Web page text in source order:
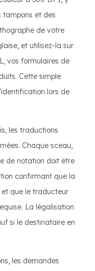
tampons et des
de votre
et utilisez-la sur
vos formulaires de
Cette simple
lors de
les traductions
Chaque sceau,
de notation doit être
confirmant que la
que le traducteur
La légalisation
si le destinataire en
les demandes